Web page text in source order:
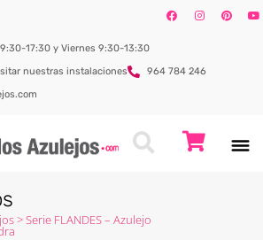
17:30 y Viernes 9:30-13:30
nuestras instalaciones
964 784 246
>Serie FLANDES – Azulejo